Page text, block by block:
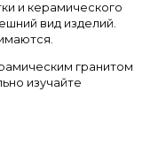
и керамического
вид изделий.
гранитом
изучайте